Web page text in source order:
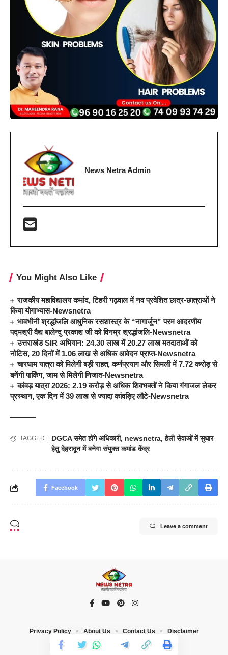
News Netra Admin
You Might Also Like
राजकीय महाविद्यालय कमांद, टिहरी गढ़वाल में नव प्रवेशित छात्र-छात्राओं ने
किया योगाभ्यास-Newsnetra
भावभीनी श्रद्धांजलि आधुनिक रसशास्त्र के “नागार्जुन” परम आदरणीय
पद्मश्री वैद्य बालेन्दु प्रकाश जी को विनम्र श्रद्धांजलि-Newsnetra
उत्तराखंड SIR अभियान: 24.30 लाख में 20.27 लाख मतदाताओं को
नोटिस, 20 दिनों में 1.06 लाख से अधिक आवेदन प्राप्त-Newsnetra
चारधाम यात्रा को मिलेगी बड़ी राहत, कर्णप्रयाग और सिमली में 7.72 करोड़ से
बनेंगी पार्किंग, जाम से मिलेगी निजात-Newsnetra
कांवड़ यात्रा 2026: 2.19 करोड़ से अधिक शिवभक्तों ने किया गंगाजल लेकर
प्रस्थान, एक दिन में 39 लाख से ज्यादा कांवड़िए लौटे-Newsnetra
TAGGED: DGCA समेत होंगे अधिकारी, newsnetra,हेली सेवाओं में सुधार
हेतु देहरादून में बनेगा संयुक्त कमांड केंद्र
Facebook
Leave a comment
© 2023 News Netra. All Rights Reserved |
Privacy Policy About Us Contact Us Disclaimer